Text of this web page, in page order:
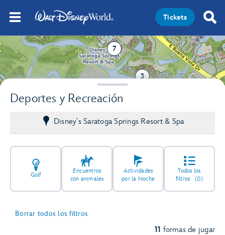
Tickets
Deportes y Recreación
Disney's Saratoga Springs Resort & Spa
Golf
Encuentros
con animales
Actividades
por la Noche
Todos los
filtros (0)
Borrar todos los filtros
11formas de jugar
3
7